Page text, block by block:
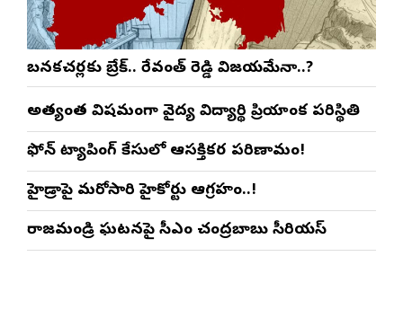
బనకచర్లకు బ్రేక్.. రేవంత్ రెడ్డి విజయమేనా..?
అత్యంత విషమంగా వైద్య విద్యార్థిని ప్రియాంక పరిస్థితి
ఫోన్ ట్యాపింగ్ కేసులో ఆసక్తికర పరిణామం!
హైడ్రాపై మరోసారి హైకోర్టు ఆగ్రహం..!
రాజమండ్రి ఘటనపై సీఎం చంద్రబాబు సీరియస్